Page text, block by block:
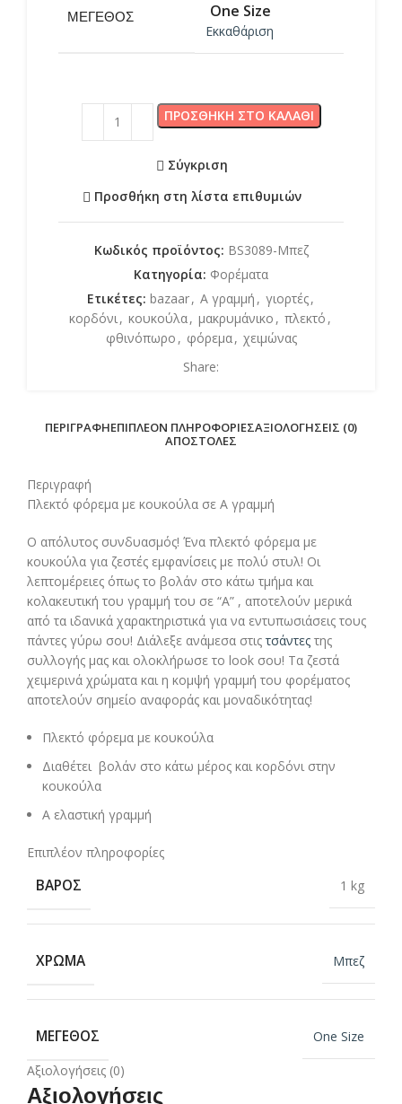
ΜΈΓΕΘΟΣ One Size
Εκκαθάριση
ΠΡΟΣΘΉΚΗ ΣΤΟ ΚΑΛΆΘΙ
Σύγκριση
Προσθήκη στη λίστα επιθυμιών
Κωδικός προϊόντος: BS3089-Μπεζ
Κατηγορία: Φορέματα
Ετικέτες: bazaar, Α γραμμή , γιορτές,
κορδόνι, κουκούλα, μακρυμάνικο , πλεκτό ,
φθινόπωρο , φόρεμα, χειμώνας
Share:
ΠΕΡΙΓΡΑΦΉΕΠΙΠΛΈΟΝ ΠΛΗΡΟΦΟΡΊΕΣΑΞΙΟΛΟΓΉΣΕΙΣ (0)
ΑΠΟΣΤΟΛΈΣ
Περιγραφή
Πλεκτό φόρεμα με κουκούλα σε Α γραμμή
Ο απόλυτος συνδυασμός! Ένα πλεκτό φόρεμα με
κουκούλα για ζεστές εμφανίσεις με πολύ στυλ! Οι
λεπτομέρειες όπως το βολάν στο κάτω τμήμα και
κολακευτική του γραμμή του σε “Α” , αποτελούν μερικά
από τα ιδανικά χαρακτηριστικά για να εντυπωσιάσεις τους
πάντες γύρω σου! Διάλεξε ανάμεσα στις τσάντες της
συλλογής μας και ολοκλήρωσε το look σου! Τα ζεστά
χειμερινά χρώματα και η κομψή γραμμή του φορέματος
αποτελούν σημείο αναφοράς και μοναδικότητας!
Πλεκτό φόρεμα με κουκούλα
Διαθέτει βολάν στο κάτω μέρος και κορδόνι στην
κουκούλα
Α ελαστική γραμμή
Επιπλέον πληροφορίες
ΒΆΡΟΣ 1 kg
ΧΡΏΜΑ Μπεζ
ΜΈΓΕΘΟΣ
One Size
Αξιολογήσεις (0)
Αξιολογήσεις